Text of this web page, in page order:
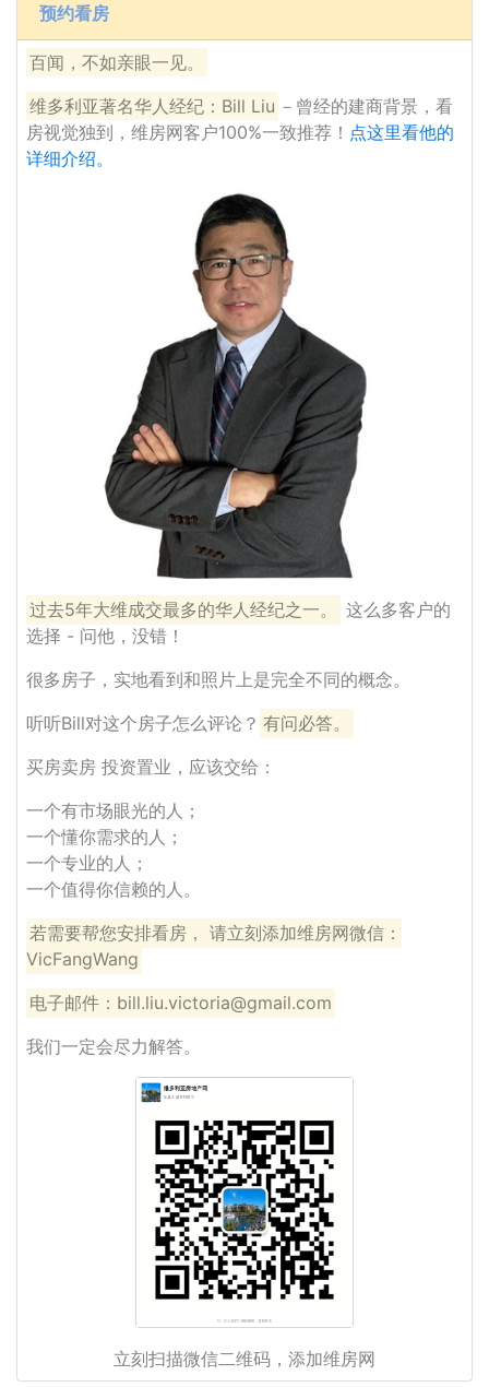
预约看房
百闻，不如亲眼一见。
维多利亚著名华人经纪：Bill Liu －曾经的建商背景，看
房视觉独到，维房网客户100%一致推荐！ 点这里看他的
详细介绍。
过去5年大维成交最多的华人经纪之一。
这么多客户的
选择 - 问他，没错！
很多房子，实地看到和照片上是完全不同的概念。
听听Bill对这个房子怎么评论？ 有问必答。
买房卖房 投资置业，应该交给：
一个有市场眼光的人；
一个懂你需求的人；
一个专业的人；
一个值得你信赖的人。
若需要帮您安排看房， 请立刻添加维房网微信：
VicFangWang
电子邮件：bill.liu.victoria@gmail.com
我们一定会尽力解答。
立刻扫描微信二维码，添加维房网